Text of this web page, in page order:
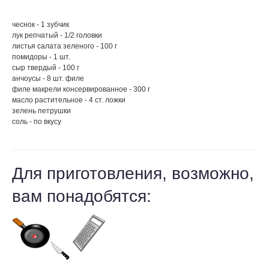
чеснок - 1 зубчик
лук репчатый - 1/2 головки
листья салата зеленого - 100 г
помидоры - 1 шт.
сыр твердый - 100 г
анчоусы - 8 шт. филе
филе макрели консервированное - 300 г
масло растительное - 4 ст. ложки
зелень петрушки
соль - по вкусу
Для приготовления, возможно,
вам понадобятся: